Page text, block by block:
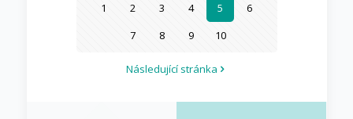
1 2 3 4 5
6
7
8 9 10
Následující stránka